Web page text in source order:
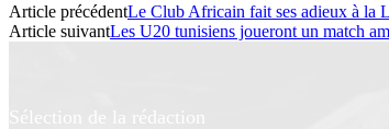
Article précédentLe Club Africain fait ses adieux à la
Article suivantLes U20 tunisiens joueront un match
Sélection de la rédaction